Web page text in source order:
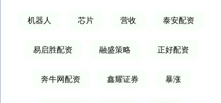
机器人 芯片 营收 泰安配资
易启胜配资 融盛策略 正好配资
奔牛网配资 鑫耀证券 暴涨